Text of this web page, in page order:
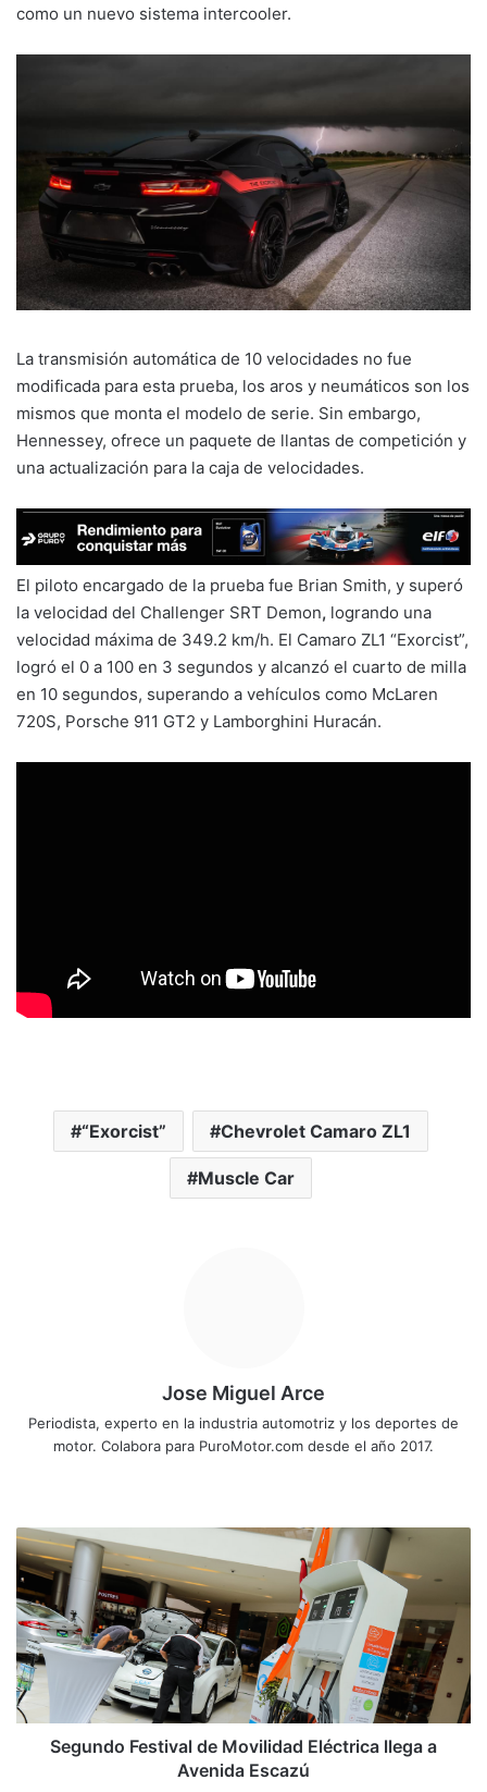
como un nuevo sistema intercooler.
La transmisión automática de 10 velocidades no fue
modificada para esta prueba, los aros y neumáticos son los
mismos que monta el modelo de serie. Sin embargo,
Hennessey, ofrece un paquete de llantas de competición y
una actualización para la caja de velocidades.
El piloto encargado de la prueba fue Brian Smith, y superó
la velocidad del Challenger SRT Demon, logrando una
velocidad máxima de 349.2 km/h. El Camaro ZL1 “Exorcist”,
logró el 0 a 100 en 3 segundos y alcanzó el cuarto de milla
en 10 segundos, superando a vehículos como McLaren
720S, Porsche 911 GT2 y Lamborghini Huracán.
“Exorcist” Chevrolet Camaro ZL1
Muscle Car
Jose Miguel Arce
Periodista, experto en la industria automotriz y los deportes de
motor. Colabora para PuroMotor.com desde el año 2017.
we
S
e
g
u
n
d
o
F
e
Segundo Festival de Movilidad Eléctrica llega a
Avenida Escazú